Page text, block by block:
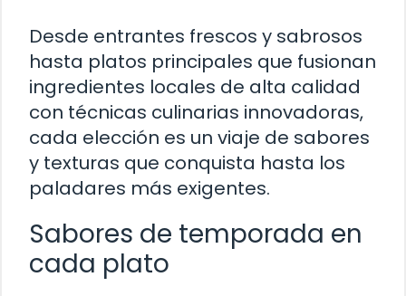
Desde entrantes frescos y sabrosos
hasta platos principales que fusionan
ingredientes locales de alta calidad
con técnicas culinarias innovadoras,
cada elección es un viaje de sabores
y texturas que conquista hasta los
paladares más exigentes.
Sabores de temporada en
cada plato